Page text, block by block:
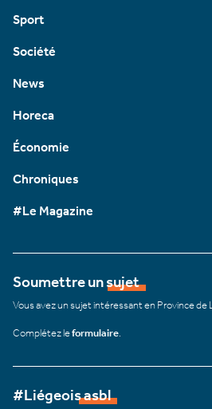
Sport
Société
News
Horeca
Économie
Chroniques
#Le Magazine
Soumettre un sujet
Vous avez un sujet intéressant en Province de
Complétez leformulaire
#Liégeois asbl